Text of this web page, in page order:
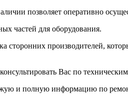
позволяет оперативно
частей для оборудования.
сторонних производителей,
Вас по
и полную информацию по